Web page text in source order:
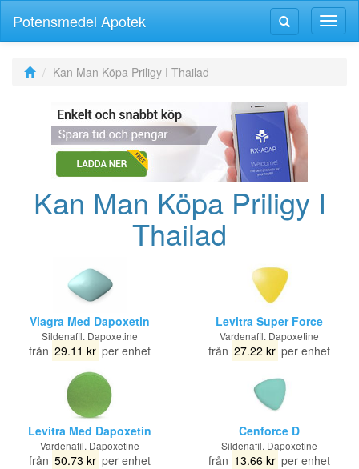
Växla
Växla
navigering
Potensmedel Apotek
Kan Man Köpa Priligy I Thailad
Kan Man Köpa Priligy I
Thailad
Viagra Med Dapoxetin
Sildenafil, Dapoxetine
från 29.11 kr per enhet
Levitra Super Force
Vardenafil, Dapoxetine
från 27.22 kr per enhet
Levitra Med Dapoxetin
Vardenafil, Dapoxetine
från 50.73 kr per enhet
Cenforce D
Sildenafil, Dapoxetine
från 13.66 kr per enhet